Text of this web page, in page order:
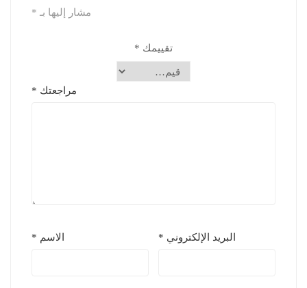
مشار إليها بـ *
تقييمك *
مراجعتك *
الاسم * البريد الإلكتروني *